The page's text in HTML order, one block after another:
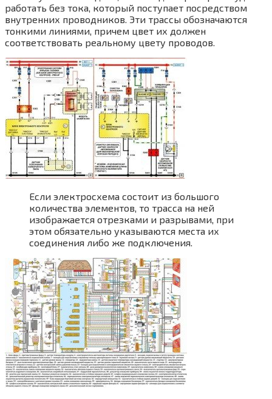
работать без тока, который поступает посредством
внутренних проводников. Эти трассы обозначаются
тонкими линиями, причем цвет их должен
соответствовать реальному цвету проводов.
Если электросхема состоит из большого
количества элементов, то трасса на ней
изображается отрезками и разрывами, при
этом обязательно указываются места их
соединения либо же подключения.